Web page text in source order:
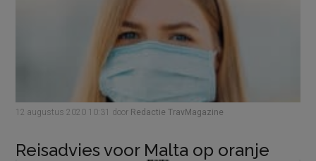
12 augustus 2020 10:31 door Redactie TravMagazine
Reisadvies voor Malta op oranje